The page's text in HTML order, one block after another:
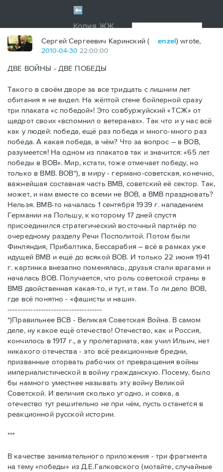
Сергей Сергеевич Каринский ( enzel) wrote,
2010-04-30 22:00:00
ДВЕ ВОЙНЫ - ДВЕ ПОБЕДЫ
Такого в своём дворе за все тридцать с лишним лет
обитания я не видел. На жёлтой стене бойлерной сразу
три плаката «с победой»! Это совбуржуйский «ТСЖ» от
щедрот своих «вспомнил о ветеранах». Так что и у нас всё
как у людей: победа, ещё раз победа и много-много раз
победа. А какая победа, в чём? Что за вопрос – в ВОВ,
разумеется! На одном из плакатов так и значится: «65 лет
победы в ВОВ». Мир, кстати, тоже отмечает победу, но
только в ВМВ. ВОВ*), в миру - германо-советская, конечно,
важнейшая составная часть ВМВ, советский её сектор. Так,
может, и нам вместе со всеми не ВОВ, а ВМВ праздновать?
Нельзя. ВМВ-то началась 1 сентября 1939 г. нападением
Германии на Польшу, к которому 17 дней спустя
присоединился стратегический восточный партнёр по
очередному разделу Речи Посполитой. Потом были
Финляндия, Прибалтика, Бессарабия – всё в рамках уже
идущей ВМВ и ещё до всякой ВОВ. И только 22 июня 1941
г. картинка внезапно поменялась, друзья стали врагами и
началась ВОВ. Получается, что роль советской страны в
ВМВ двойственная какая-то, и тут, и там. То ли дело ВОВ,
где всё понятно - «фашисты и наши».
-------------------------------------
*)Правильнее ВСВ - Великая Советская Война. В самом
деле, ну какое ещё отечество! Отечество, как и Россия,
кончилось в 1917 г., а у пролетариата, как учил Ильич, нет
никакого отечества - это всё реакционные бредни,
призванные оторвать рабочих от превращения войны
империалистической в войну гражданскую. Посему, было
бы намного уместнее называть эту войну Великой
Советской. И величия сколько угодно, и совка, а
отечество тут решительно не при чём, пусть останется в
реакционной русской истории.
***
В качестве занимательного приложения - три фрагмента
на тему «победы» из Д.Е.Галковского (мотайте, случайные